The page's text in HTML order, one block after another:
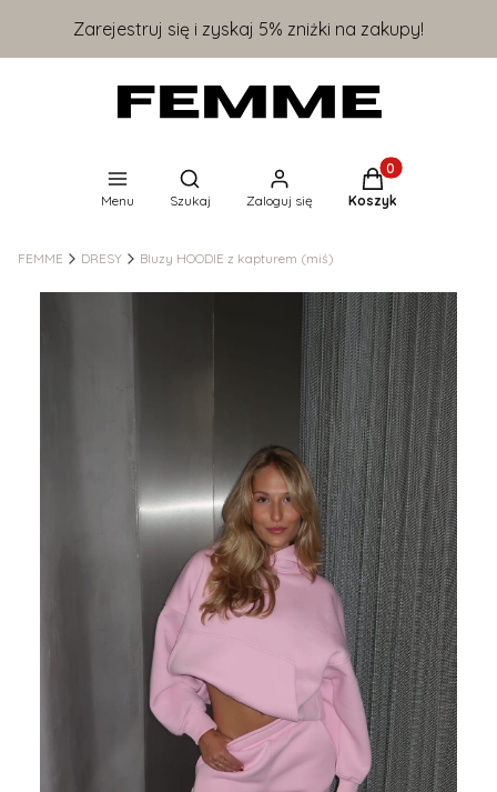
Zarejestruj się i zyskaj 5% zniżki na zakupy!
Menu
Otwórz wyszukiwarkę
Szukaj Zaloguj się
Produkty w
Koszyk
FEMME DRESY Bluzy HOODIE z kapturem (miś)